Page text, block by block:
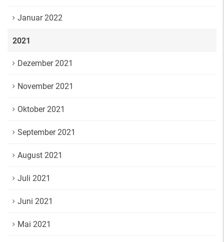
Januar 2022
2021
Dezember 2021
November 2021
Oktober 2021
September 2021
August 2021
Juli 2021
Juni 2021
Mai 2021